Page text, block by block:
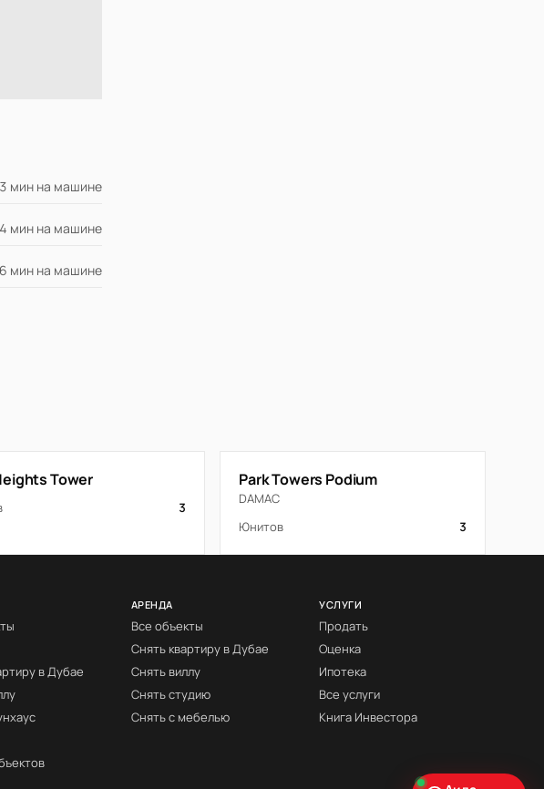
3 мин на машине
4 мин на машине
мин на машине
Tower
3
Park Towers Podium
DAMAC
Юнитов
3
в Дубае
АРЕНДА
Все объекты
Снять квартиру в Дубае
Снять виллу
Снять студию
Снять с мебелью
УСЛУГИ
Продать
Оценка
Ипотека
Все услуги
Книга Инвестора